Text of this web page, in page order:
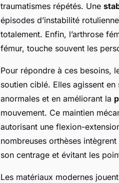
traumatismes répétés. Une
épisodes d’instabilité
totalement. Enfin, l’arthrose
fémur, touche souvent les
Pour répondre à ces besoins,
soutien ciblé. Elles agissent
anormales et en améliorant la
mouvement. Ce maintien
autorisant une flexion-
nombreuses orthèses
son centrage et évitant les
Les matériaux modernes